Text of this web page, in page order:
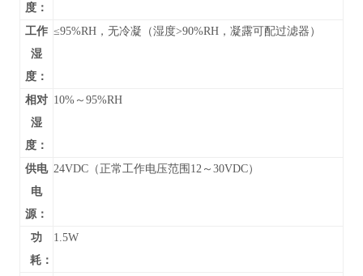
度：
工作
湿
度：
≤95%RH，无冷凝（湿度>90%RH，凝露可配过滤器）
相对
湿
度：
10%～95%RH
供电
电
源：
24VDC（正常工作电压范围12～30VDC）
功
耗：
1.5W